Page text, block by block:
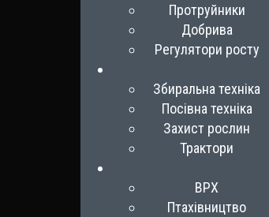
Протруйники
Добрива
Регулятори росту
Збиральна техніка
Посівна техніка
Захист рослин
Трактори
ВРХ
Птахівництво